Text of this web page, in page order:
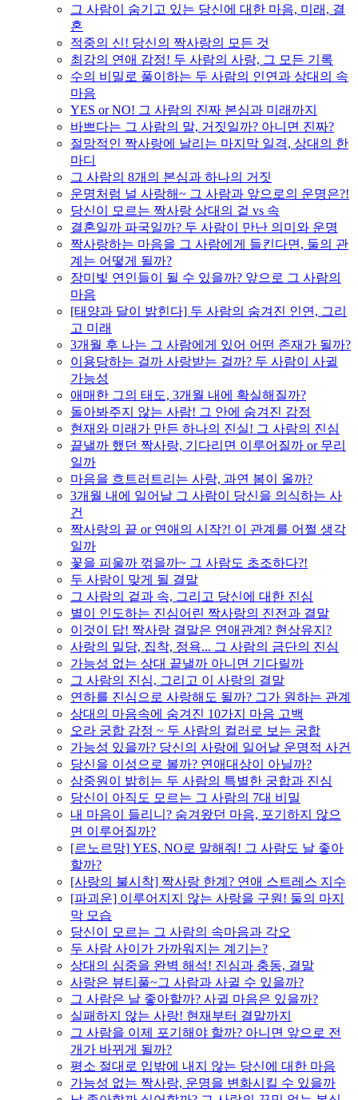
그 사람이 숨기고 있는 당신에 대한 마음, 미래, 결
혼
적중의 신! 당신의 짝사랑의 모든 것
최강의 연애 감정! 두 사람의 사랑, 그 모든 기록
수의 비밀로 풀이하는 두 사람의 인연과 상대의 속
마음
YES or NO! 그 사람의 진짜 본심과 미래까지
바쁘다는 그 사람의 말, 거짓일까? 아니면 진짜?
절망적인 짝사랑에 날리는 마지막 일격, 상대의 한
마디
그 사람의 8개의 본심과 하나의 거짓
운명처럼 널 사랑해~ 그 사람과 앞으로의 운명은?!
당신이 모르는 짝사랑 상대의 겉 vs 속
결혼일까 파국일까? 두 사람이 만난 의미와 운명
짝사랑하는 마음을 그 사람에게 들킨다면, 둘의 관
계는 어떻게 될까?
장미빛 연인들이 될 수 있을까? 앞으로 그 사람의
마음
[태양과 달이 밝힌다] 두 사람의 숨겨진 인연, 그리
고 미래
3개월 후 나는 그 사람에게 있어 어떤 존재가 될까?
이용당하는 걸까 사랑받는 걸까? 두 사람이 사귈
가능성
애매한 그의 태도, 3개월 내에 확실해질까?
돌아봐주지 않는 사람! 그 안에 숨겨진 감정
현재와 미래가 만든 하나의 진실! 그 사람의 진심
끝낼까 했던 짝사랑, 기다리면 이루어질까 or 무리
일까
마음을 흐트러트리는 사랑, 과연 봄이 올까?
3개월 내에 일어날 그 사람이 당신을 의식하는 사
건
짝사랑의 끝 or 연애의 시작?! 이 관계를 어쩔 생각
일까
꽃을 피울까 꺾을까~ 그 사람도 초조하다?!
두 사람이 맞게 될 결말
그 사람의 겉과 속, 그리고 당신에 대한 진심
별이 인도하는 진심어린 짝사랑의 진전과 결말
이것이 답! 짝사랑 결말은 연애관계? 현상유지?
사랑의 밀당, 집착, 정욕... 그 사람의 금단의 진심
가능성 없는 상대 끝낼까 아니면 기다릴까
그 사람의 진심, 그리고 이 사랑의 결말
연하를 진심으로 사랑해도 될까? 그가 원하는 관계
상대의 마음속에 숨겨진 10가지 마음 고백
오라 궁합 감정 ~ 두 사람의 컬러로 보는 궁합
가능성 있을까? 당신의 사랑에 일어날 운명적 사건
당신을 이성으로 볼까? 연애대상이 아닐까?
삼중원이 밝히는 두 사람의 특별한 궁합과 진심
당신이 아직도 모르는 그 사람의 7대 비밀
내 마음이 들리니? 숨겨왔던 마음, 포기하지 않으
면 이루어질까?
[르노르망] YES, NO로 말해줘! 그 사람도 날 좋아
할까?
[사랑의 불시착] 짝사랑 한계? 연애 스트레스 지수
[파괴운] 이루어지지 않는 사랑을 구원! 둘의 마지
막 모습
당신이 모르는 그 사람의 속마음과 각오
두 사람 사이가 가까워지는 계기는?
상대의 심중을 완벽 해석! 진심과 충동, 결말
사랑은 뷰티풀~그 사람과 사귈 수 있을까?
그 사람은 날 좋아할까? 사귈 마음은 있을까?
실패하지 않는 사랑! 현재부터 결말까지
그 사람을 이제 포기해야 할까? 아니면 앞으로 전
개가 바뀌게 될까?
평소 절대로 입밖에 내지 않는 당신에 대한 마음
가능성 없는 짝사랑, 운명을 변화시킬 수 있을까